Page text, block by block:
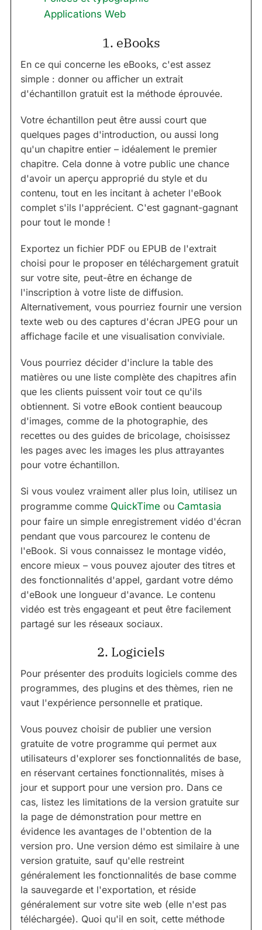
Applications Web
1. eBooks
En ce qui concerne les eBooks, c'est assez
simple : donner ou afficher un extrait
d'échantillon gratuit est la méthode éprouvée.
Votre échantillon peut être aussi court que
quelques pages d'introduction, ou aussi long
qu'un chapitre entier – idéalement le premier
chapitre. Cela donne à votre public une chance
d'avoir un aperçu approprié du style et du
contenu, tout en les incitant à acheter l'eBook
complet s'ils l'apprécient. C'est gagnant-gagnant
pour tout le monde !
Exportez un fichier PDF ou EPUB de l'extrait
choisi pour le proposer en téléchargement gratuit
sur votre site, peut-être en échange de
l'inscription à votre liste de diffusion.
Alternativement, vous pourriez fournir une version
texte web ou des captures d'écran JPEG pour un
affichage facile et une visualisation conviviale.
Vous pourriez décider d'inclure la table des
matières ou une liste complète des chapitres afin
que les clients puissent voir tout ce qu'ils
obtiennent. Si votre eBook contient beaucoup
d'images, comme de la photographie, des
recettes ou des guides de bricolage, choisissez
les pages avec les images les plus attrayantes
pour votre échantillon.
Si vous voulez vraiment aller plus loin, utilisez un
programme comme QuickTime ou Camtasia
pour faire un simple enregistrement vidéo d'écran
pendant que vous parcourez le contenu de
l'eBook. Si vous connaissez le montage vidéo,
encore mieux – vous pouvez ajouter des titres et
des fonctionnalités d'appel, gardant votre démo
d'eBook une longueur d'avance. Le contenu
vidéo est très engageant et peut être facilement
partagé sur les réseaux sociaux.
2. Logiciels
Pour présenter des produits logiciels comme des
programmes, des plugins et des thèmes, rien ne
vaut l'expérience personnelle et pratique.
Vous pouvez choisir de publier une version
gratuite de votre programme qui permet aux
utilisateurs d'explorer ses fonctionnalités de base,
en réservant certaines fonctionnalités, mises à
jour et support pour une version pro. Dans ce
cas, listez les limitations de la version gratuite sur
la page de démonstration pour mettre en
évidence les avantages de l'obtention de la
version pro. Une version démo est similaire à une
version gratuite, sauf qu'elle restreint
généralement les fonctionnalités de base comme
la sauvegarde et l'exportation, et réside
généralement sur votre site web (elle n'est pas
téléchargée). Quoi qu'il en soit, cette méthode